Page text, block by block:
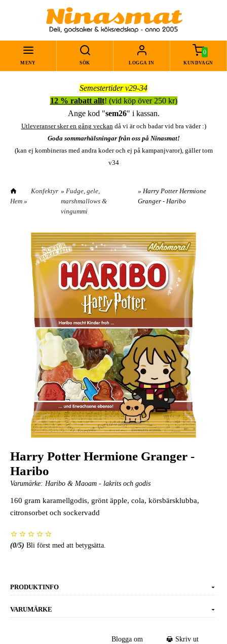
MENY SÖK LOGGA IN
0
KUNDVAGN
Semestertider v29-34
12 % rabatt allt! (vid köp över 250 kr)
Ange kod "sem26" i kassan.
Utleveranser sker en gång veckandå vi är och badar vid bra väder :)
Goda sommarhälsningar från oss på Ninasmat!
(kan ej kombineras med andra koder och ej på kampanjvaror), gäller tom
v34
Hem »
Konfektyr »Fudge, gele,
marshmallows &
vingummi
» Harry Potter Hermione
Granger - Haribo
Harry Potter Hermione Granger -
Haribo
Varumärke: Haribo & Maoam - lakrits och godis
160 gram karamellgodis, grönt äpple, cola, körsbärsklubba,
citronsorbet och sockervadd
(0/5) Bli först med att betygsätta.
PRODUKTINFO
VARUMÄRKE
Blogga om Skriv ut